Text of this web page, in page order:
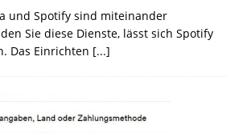
und Spotify sind miteinander
Sie diese Dienste, lässt sich Spotify
Das Einrichten [...]